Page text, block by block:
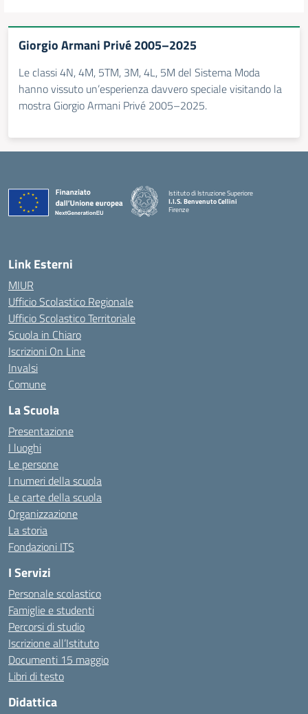
Giorgio Armani Privé 2005–2025
Le classi 4N, 4M, 5TM, 3M, 4L, 5M del Sistema Moda
hanno vissuto un’esperienza davvero speciale visitando la
mostra Giorgio Armani Privé 2005–2025.
Istituto di Istruzione Superiore
I.I.S. Benvenuto Cellini
Firenze
Link Esterni
MIUR
Ufficio Scolastico Regionale
Ufficio Scolastico Territoriale
Scuola in Chiaro
Iscrizioni On Line
Invalsi
Comune
La Scuola
Presentazione
I luoghi
Le persone
I numeri della scuola
Le carte della scuola
Organizzazione
La storia
Fondazioni ITS
I Servizi
Personale scolastico
Famiglie e studenti
Percorsi di studio
Iscrizione all’Istituto
Documenti 15 maggio
Libri di testo
Didattica